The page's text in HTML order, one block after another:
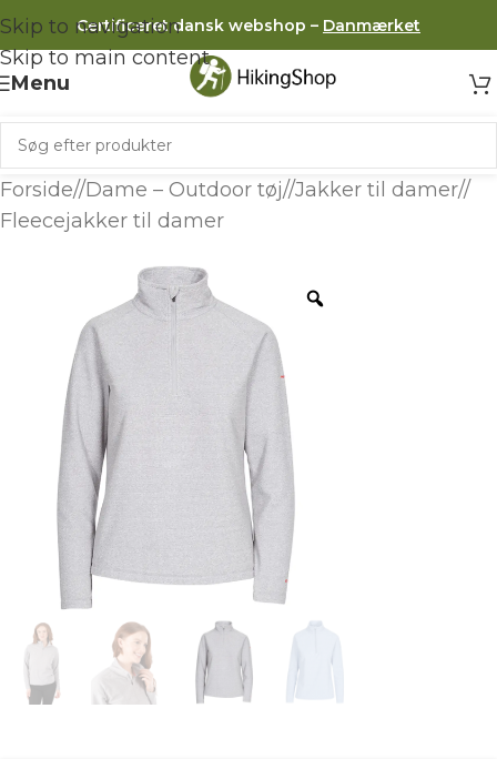
Skip to navigation
Skip to main content
Certificeret dansk webshop – Danmærket
Menu
Forside/ Dame – Outdoor tøj/ Jakker til damer/
Fleecejakker til damer